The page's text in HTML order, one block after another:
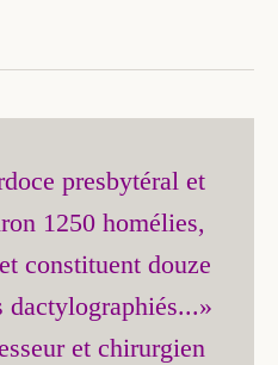
presbytéral et
1250 homélies,
constituent douze
dactylographiés...»
et chirurgien